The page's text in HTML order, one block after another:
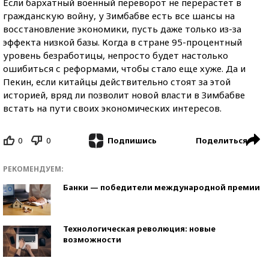
гражданскую войну, у Зимбабве есть все шансы на
восстановление экономики, пусть даже только из-за
эффекта низкой базы. Когда в стране 95-процентный
уровень безработицы, непросто будет настолько
ошибиться с реформами, чтобы стало еще хуже. Да и
Пекин, если китайцы действительно стоят за этой
историей, вряд ли позволит новой власти в Зимбабве
встать на пути своих экономических интересов.
0 0 Подпишись Поделиться
РЕКОМЕНДУЕМ:
Банки — победители международной премии
Технологическая революция: новые
возможности